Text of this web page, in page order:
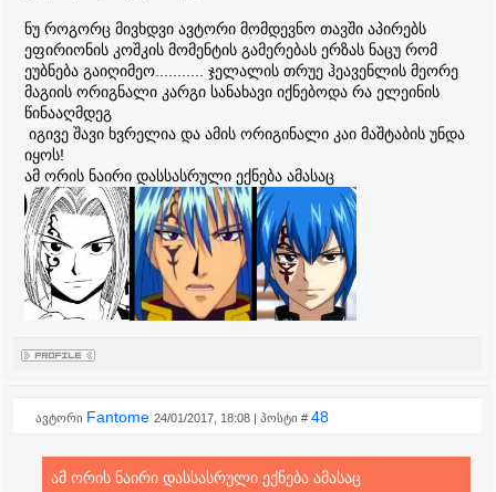
ნუ როგორც მივხდვი ავტორი მომდევნო თავში აპირებს
ეფირიონის კოშკის მომენტის გამერებას ერზას ნაცუ რომ
ეუბნება გაიღიმეო........... ჯელალის თრუე ჰეავენლის მეორე
მაგიის ორიგნალი კარგი სანახავი იქნებოდა რა ელეინის
წინააღმდეგ
იგივე შავი ხვრელია და ამის ორიგინალი კაი მაშტაბის უნდა
იყოს!
ამ ორის ნაირი დასსასრული ექნება ამასაც
ავტორი Fantome 24/01/2017, 18:08 | პოსტი # 48
ამ ორის ნაირი დასსასრული ექნება ამასაც